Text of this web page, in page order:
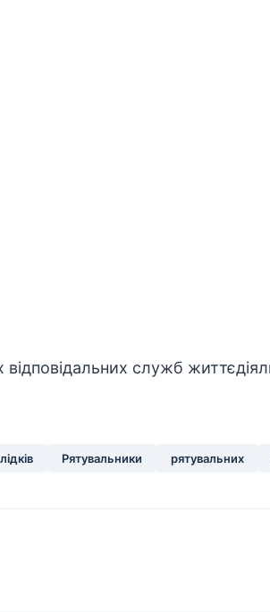
відповідальних служб
Рятувальники рятувальних